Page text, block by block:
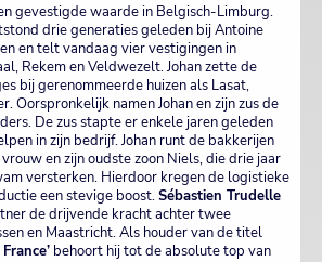
gevestigde waarde in Belgisch-Limburg.
drie generaties geleden bij Antoine
en telt vandaag vier vestigingen in
Rekem en Veldwezelt. Johan zette de
bij gerenommeerde huizen als Lasat,
Oorspronkelijk namen Johan en zijn zus de
De zus stapte er enkele jaren geleden
in zijn bedrijf. Johan runt de bakkerijen
en zijn oudste zoon Niels, die drie jaar
versterken. Hierdoor kregen de logistieke
een stevige boost.Sébastien Trudelle
de drijvende kracht achter twee
en Maastricht. Als houder van de titel
behoort hij tot de absolute top van